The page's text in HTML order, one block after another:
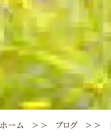
ホーム ＞＞ ブログ ＞＞